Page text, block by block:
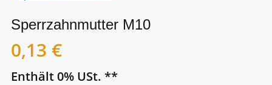
Sperrzahnmutter M10
0,13 €
Enthält 0% USt. **